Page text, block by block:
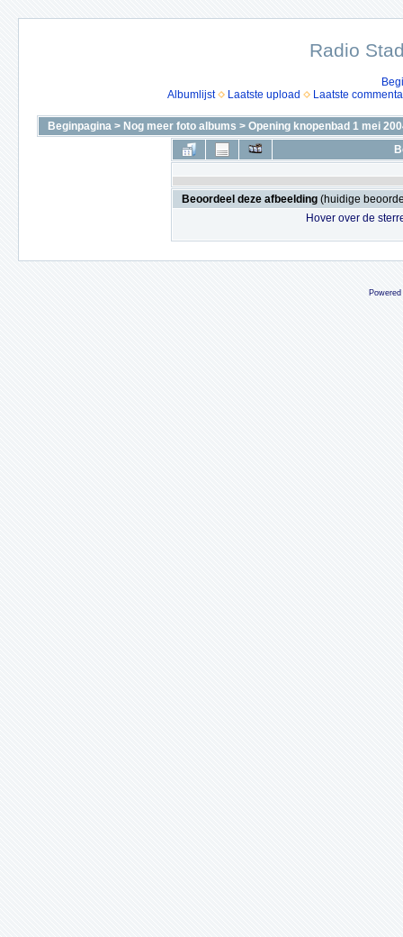
Radio
Albumlijst
Laatste upload Laatste
Beginpagina > Nog meer foto albums > Opening knopenbad 1 mei
Beoordeel deze afbeelding (huidige
Hover over de